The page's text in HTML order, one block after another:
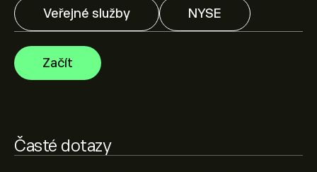
Veřejné služby NYSE
Začít
Časté dotazy
základě tržních trendů, finančních zpráv a očekávaného
růstu. Podívejte se na prognózu budoucího vývoje cen.
koupě.